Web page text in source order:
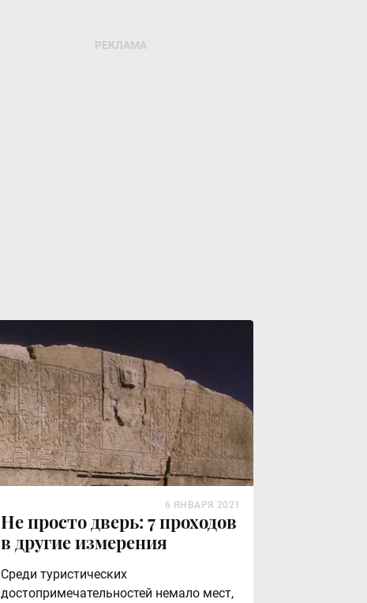
Не просто дверь: 7 проходов
в другие измерения
Среди туристических
достопримечательностей немало мест,
6 ЯНВАРЯ 2021